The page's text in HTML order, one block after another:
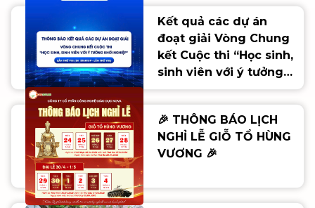
2026 - 2035” của
ngành Giáo dục
Kết quả các dự án
đoạt giải Vòng Chung
kết Cuộc thi “Học sinh,
sinh viên với ý tưởng
khởi nghiệp" lần thứ
VIII (SV_STARTUP- Lần
thứ VIII)
🎉 THÔNG BÁO LỊCH
NGHỈ LỄ GIỖ TỔ HÙNG
VƯƠNG 🎉